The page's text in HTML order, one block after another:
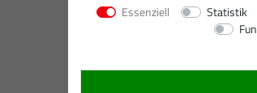
Essenziell
Statistik